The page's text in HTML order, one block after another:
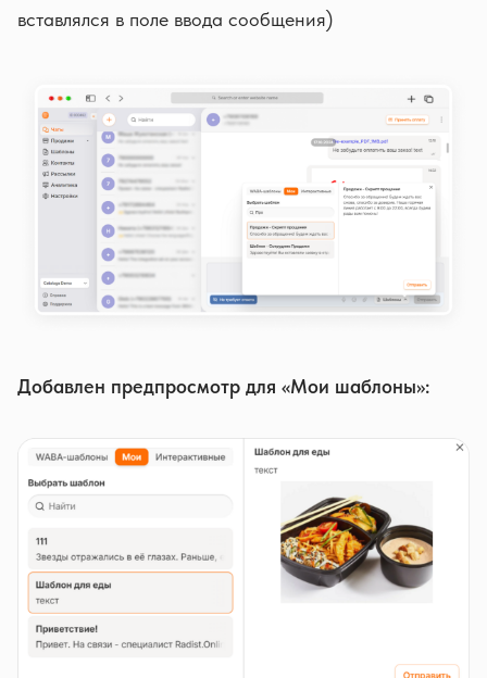
вставлялся в поле ввода сообщения)
Добавлен предпросмотр для «Мои шаблоны»: